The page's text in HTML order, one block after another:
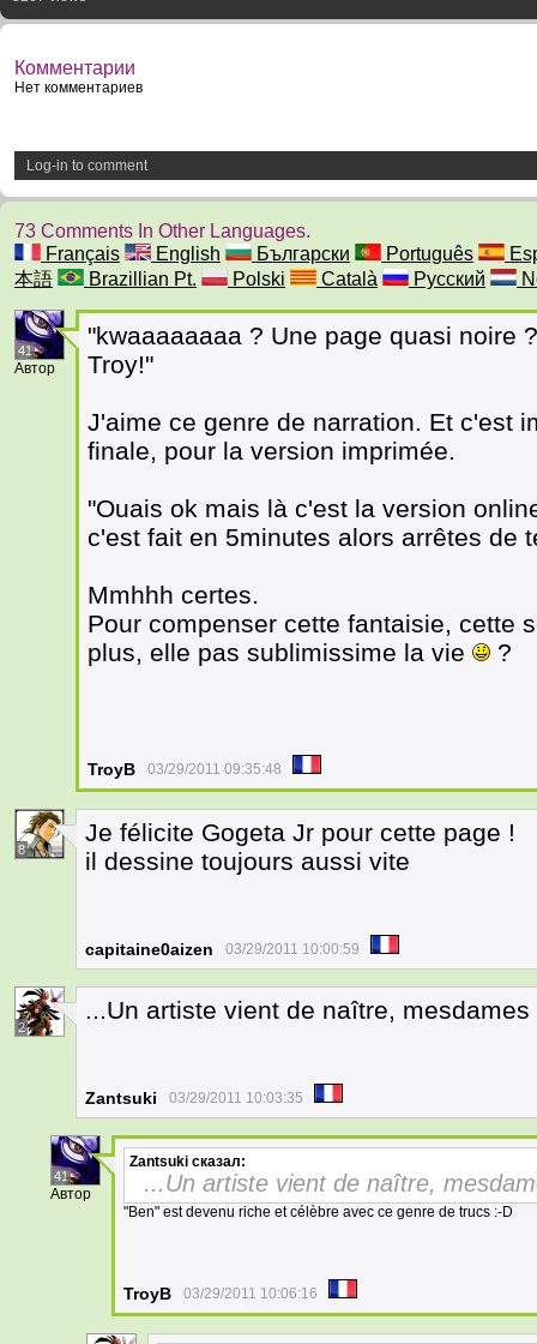
Комментарии
Нет комментариев
Log-in to comment
73 Comments In Other Languages.
Français
English Български Português
本語
Brazillian Pt. Polski Català Русский
41
Автор
"kwaaaaaaaa ? Une page quasi noire
Troy!"
J'aime ce genre de narration. Et c'est
finale, pour la version imprimée.
"Ouais ok mais là c'est la version
c'est fait en 5minutes alors arrêtes de
Mmhhh certes.
Pour compenser cette fantaisie, cette
plus, elle pas sublimissime la vie
?
TroyB 03/29/2011 09:35:48
8
Je félicite Gogeta Jr pour cette page !
il dessine toujours aussi vite
capitaine0aizen 03/29/2011 10:00:59
2
...Un artiste vient de naître,
Zantsuki 03/29/2011 10:03:35
41
Автор
Zantsuki сказал:
...Un artiste vient de naître,
"Ben" est devenu riche et célèbre avec ce genre de trucs :-D
TroyB 03/29/2011 10:06:16